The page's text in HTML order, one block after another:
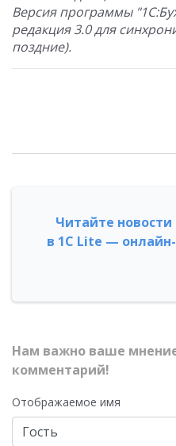
Версия программы
редакция 3.0 для
поздние).
Читайте
в 1С Lite —
Нам важно ваше
комментарий!
Отображаемое имя